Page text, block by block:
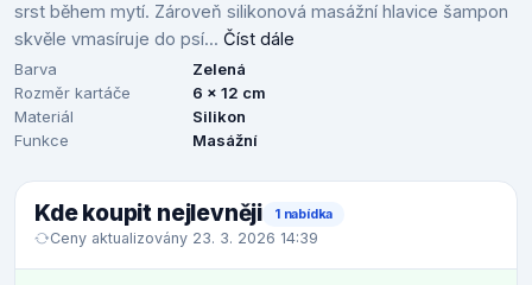
srst během mytí. Zároveň silikonová masážní hlavice šampon
skvěle vmasíruje do psí... Číst dále
Barva
Zelená
Rozměr kartáče
6 x 12 cm
Materiál
Silikon
Funkce
Masážní
Kde koupit nejlevněji 1 nabídka
Ceny aktualizovány 23. 3. 2026 14:39